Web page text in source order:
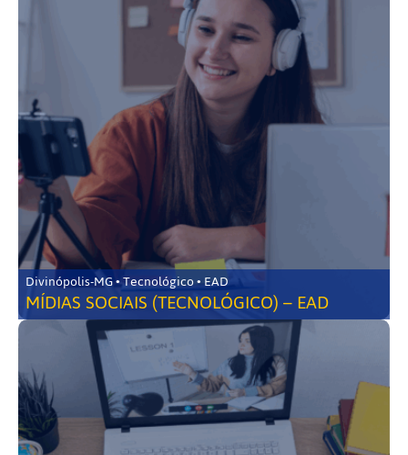
Divinópolis-MG • Tecnológico • EAD
MÍDIAS SOCIAIS (TECNOLÓGICO) – EAD